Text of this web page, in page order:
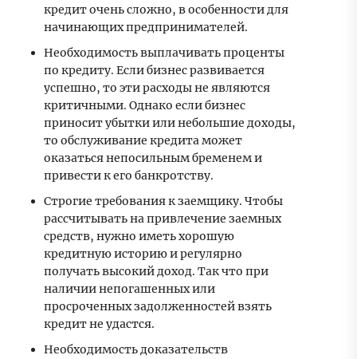
кредит очень сложно, в особенности для
начинающих предпринимателей.
Необходимость выплачивать проценты
по кредиту. Если бизнес развивается
успешно, то эти расходы не являются
критичными. Однако если бизнес
приносит убытки или небольшие доходы,
то обслуживание кредита может
оказаться непосильным бременем и
привести к его банкротству.
Строгие требования к заемщику. Чтобы
рассчитывать на привлечение заемных
средств, нужно иметь хорошую
кредитную историю и регулярно
получать высокий доход. Так что при
наличии непогашенных или
просроченных задолженностей взять
кредит не удастся.
Необходимость доказательств